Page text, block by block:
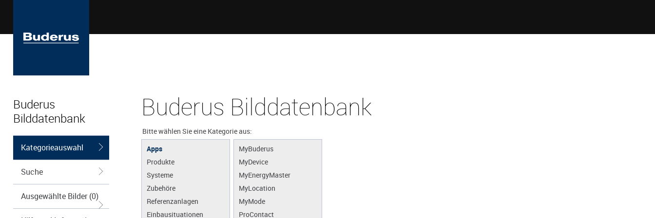
Buderus
Bilddatenbank
Kategorieauswahl
Suche
Ausgewählte Bilder (0)
Buderus Bilddatenbank
Bitte wählen Sie eine Kategorie aus:
Apps
Produkte
Systeme
Zubehöre
Referenzanlagen
Einbausituationen
MyBuderus
MyDevice
MyEnergyMaster
MyLocation
MyMode
ProContact